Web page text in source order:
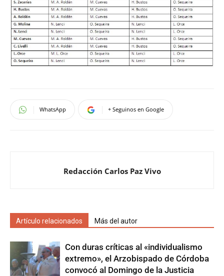
WhatsApp + Seguinos en Google
Redacción Carlos Paz Vivo
Artículo relacionados Más del autor
Con duras críticas al «individualismo
extremo», el Arzobispado de Córdoba
convocó al Domingo de la Justicia